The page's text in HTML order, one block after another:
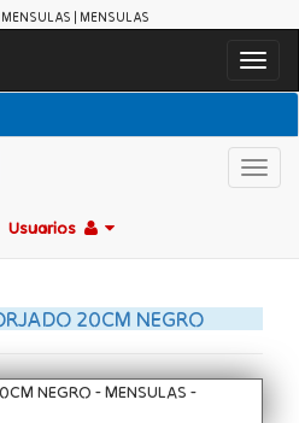
MENSULAS | MENSULAS
Usuarios
20CM NEGRO